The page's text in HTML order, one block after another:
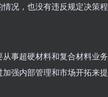
况，也没有违反规定决策
事超硬材料和复合材料业
强内部管理和市场开拓来